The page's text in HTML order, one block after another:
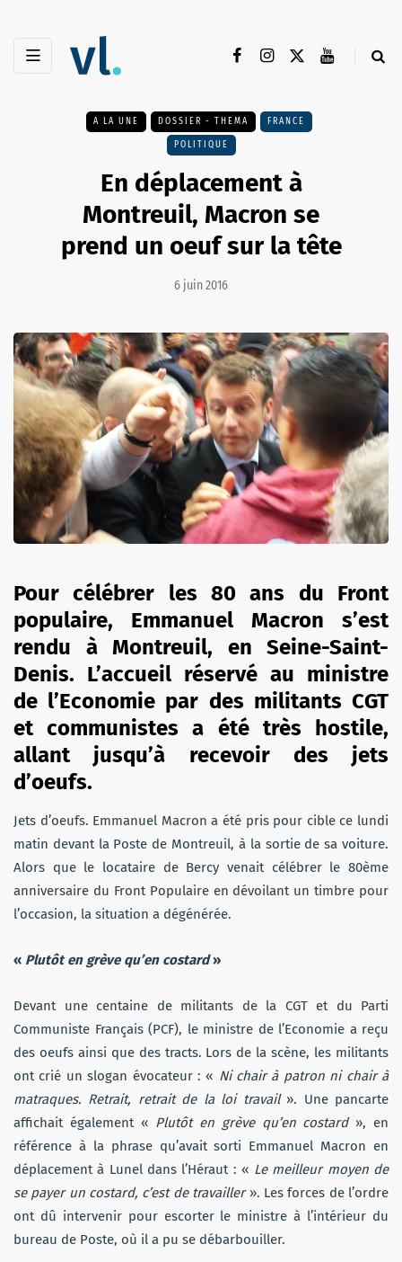
A LA UNE DOSSIER - THEMA FRANCE
POLITIQUE
En déplacement à
Montreuil, Macron se
prend un oeuf sur la tête
6 juin 2016
Pour célébrer les 80 ans du Front
populaire, Emmanuel Macron s’est
rendu à Montreuil, en Seine-Saint-
Denis. L’accueil réservé au ministre
de l’Economie par des militants CGT
et communistes a été très hostile,
allant jusqu’à recevoir des jets
d’oeufs.
Jets d’oeufs. Emmanuel Macron a été pris pour cible ce lundi
matin devant la Poste de Montreuil, à la sortie de sa voiture.
Alors que le locataire de Bercy venait célébrer le 80ème
anniversaire du Front Populaire en dévoilant un timbre pour
l’occasion, la situation a dégénérée.
« Plutôt en grève qu’en costard»
Devant une centaine de militants de la CGT et du Parti
Communiste Français (PCF), le ministre de l’Economie a reçu
des oeufs ainsi que des tracts. Lors de la scène, les militants
ont crié un slogan évocateur : « Ni chair à patron ni chair à
matraques. Retrait, retrait de la loi travail ». Une pancarte
affichait également « Plutôt en grève qu’en costard », en
référence à la phrase qu’avait sorti Emmanuel Macron en
déplacement à Lunel dans l’Héraut : « Le meilleur moyen de
se payer un costard, c’est de travailler». Les forces de l’ordre
ont dû intervenir pour escorter le ministre à l’intérieur du
bureau de Poste, où il a pu se débarbouiller.